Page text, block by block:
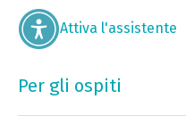
Attiva l'assistente
Per gli ospiti